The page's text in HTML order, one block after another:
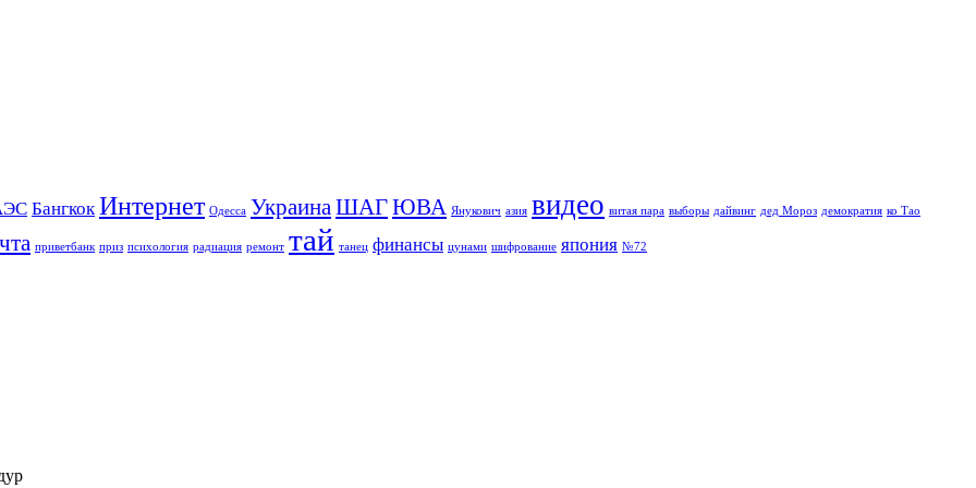
Бангкок Интернет Одесса УкраинаШАГЮВА Янукович азия видео витая пара выборы дайвинг дед Мороз демократия ко Тао
приветбанк приз психология радиация ремонт тай танец финансы цунами шифрование япония №72